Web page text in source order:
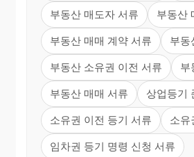
부동산 매도자 서류 부동산
부동산 매매 계약 서류 부동
부동산 소유권 이전 서류 부
부동산 매매 서류 상업등기
소유권 이전 등기 서류 소유
임차권 등기 명령 신청 서류